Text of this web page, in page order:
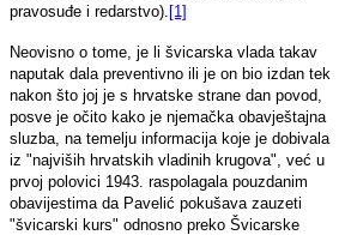
pravosuđe i redarstvo). [1]
Neovisno o tome, je li švicarska vlada takav
naputak dala preventivno ili je on bio izdan tek
nakon što joj je s hrvatske strane dan povod,
posve je očito kako je njemačka obavještajna
sluzba, na temelju informacija koje je dobivala
iz "najviših hrvatskih vladinih krugova", već u
prvoj polovici 1943. raspolagala pouzdanim
obavijestima da Pavelić pokušava zauzeti
"švicarski kurs" odnosno preko Švicarske